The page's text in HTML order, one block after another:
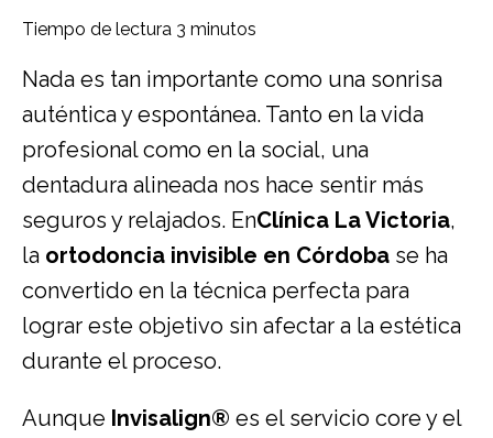
Tiempo de lectura 3 minutos
Nada es tan importante como una sonrisa
auténtica y espontánea. Tanto en la vida
profesional como en la social, una
dentadura alineada nos hace sentir más
seguros y relajados. EnClínica La Victoria,
la ortodoncia invisible en Córdoba se ha
convertido en la técnica perfecta para
lograr este objetivo sin afectar a la estética
durante el proceso.
Aunque Invisalign® es el servicio core y el